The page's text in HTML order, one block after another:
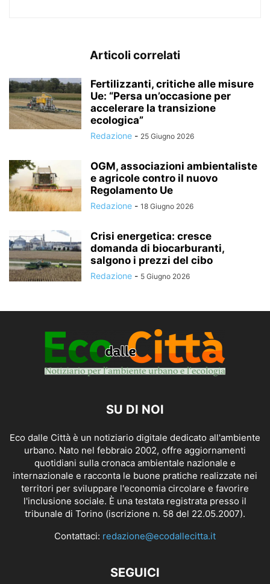
Articoli correlati
Fertilizzanti, critiche alle misure
Ue: “Persa un’occasione per
accelerare la transizione
ecologica”
Redazione - 25 Giugno 2026
OGM, associazioni ambientaliste
e agricole contro il nuovo
Regolamento Ue
Redazione - 18 Giugno 2026
Crisi energetica: cresce
domanda di biocarburanti,
salgono i prezzi del cibo
Redazione - 5 Giugno 2026
SU DI NOI
Eco dalle Città è un notiziario digitale dedicato all'ambiente
urbano. Nato nel febbraio 2002, offre aggiornamenti
quotidiani sulla cronaca ambientale nazionale e
internazionale e racconta le buone pratiche realizzate nei
territori per sviluppare l'economia circolare e favorire
l'inclusione sociale. È una testata registrata presso il
tribunale di Torino (iscrizione n. 58 del 22.05.2007).
Contattaci: redazione@ecodallecitta.it
SEGUICI